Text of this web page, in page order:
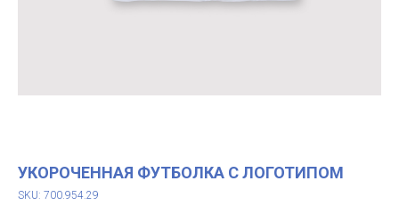
УКОРОЧЕННАЯ ФУТБОЛКА С ЛОГОТИПОМ
SKU: 700.954.29